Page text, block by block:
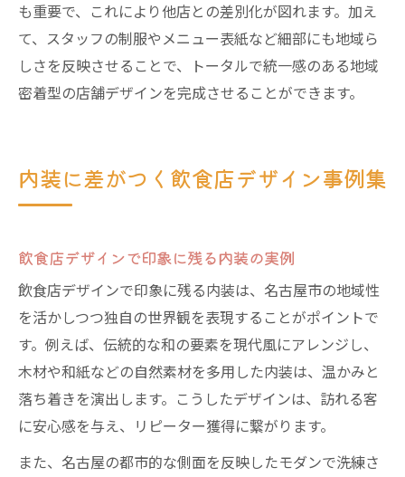
も重要で、これにより他店との差別化が図れます。加え
て、スタッフの制服やメニュー表紙など細部にも地域ら
しさを反映させることで、トータルで統一感のある地域
密着型の店舗デザインを完成させることができます。
内装に差がつく飲食店デザイン事例集
飲食店デザインで印象に残る内装の実例
飲食店デザインで印象に残る内装は、名古屋市の地域性
を活かしつつ独自の世界観を表現することがポイントで
す。例えば、伝統的な和の要素を現代風にアレンジし、
木材や和紙などの自然素材を多用した内装は、温かみと
落ち着きを演出します。こうしたデザインは、訪れる客
に安心感を与え、リピーター獲得に繋がります。
また、名古屋の都市的な側面を反映したモダンで洗練さ